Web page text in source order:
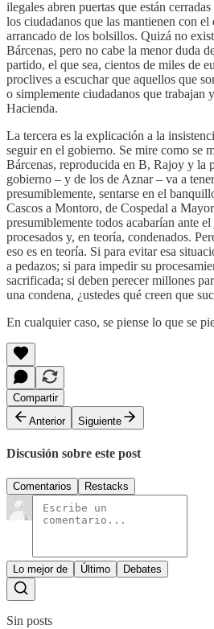
ilegales abren puertas que están
los ciudadanos que las mantienen con el
arrancado de los bolsillos. Quizá no
Bárcenas, pero no cabe la menor duda
partido, el que sea, cientos de miles de
proclives a escuchar que aquellos que
o simplemente ciudadanos que trabajan
Hacienda.
La tercera es la explicación a la
seguir en el gobierno. Se mire como se
Bárcenas, reproducida en B, Rajoy y la
gobierno – y de los de Aznar – va a
presumiblemente, sentarse en el
Cascos a Montoro, de Cospedal a
presumiblemente todos acabarían ante
procesados y, en teoría, condenados.
eso es en teoría. Si para evitar esa
a pedazos; si para impedir su
sacrificada; si deben perecer millones
una condena, ¿ustedes qué creen que
En cualquier caso, se piense lo que se
Compartir
Anterior
Siguiente
Discusión sobre este post
Comentarios Restacks
Lo mejor de Último Debates
Sin posts